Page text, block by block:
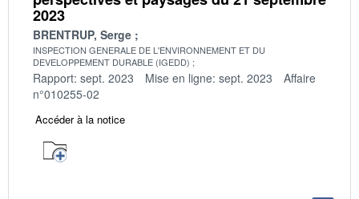
2023
BRENTRUP, Serge
INSPECTION GENERALE DE L'ENVIRONNEMENT ET DU
DEVELOPPEMENT DURABLE (IGEDD)
Rapport: sept. 2023 Mise en ligne: sept. 2023
Affaire
n°010255-02
Accéder à la notice